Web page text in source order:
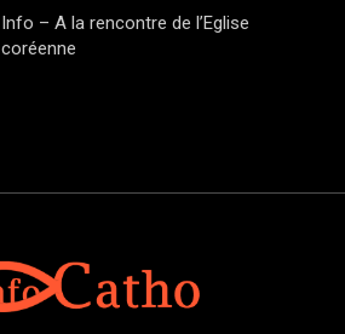
Info – A la rencontre de l’Eglise
coréenne